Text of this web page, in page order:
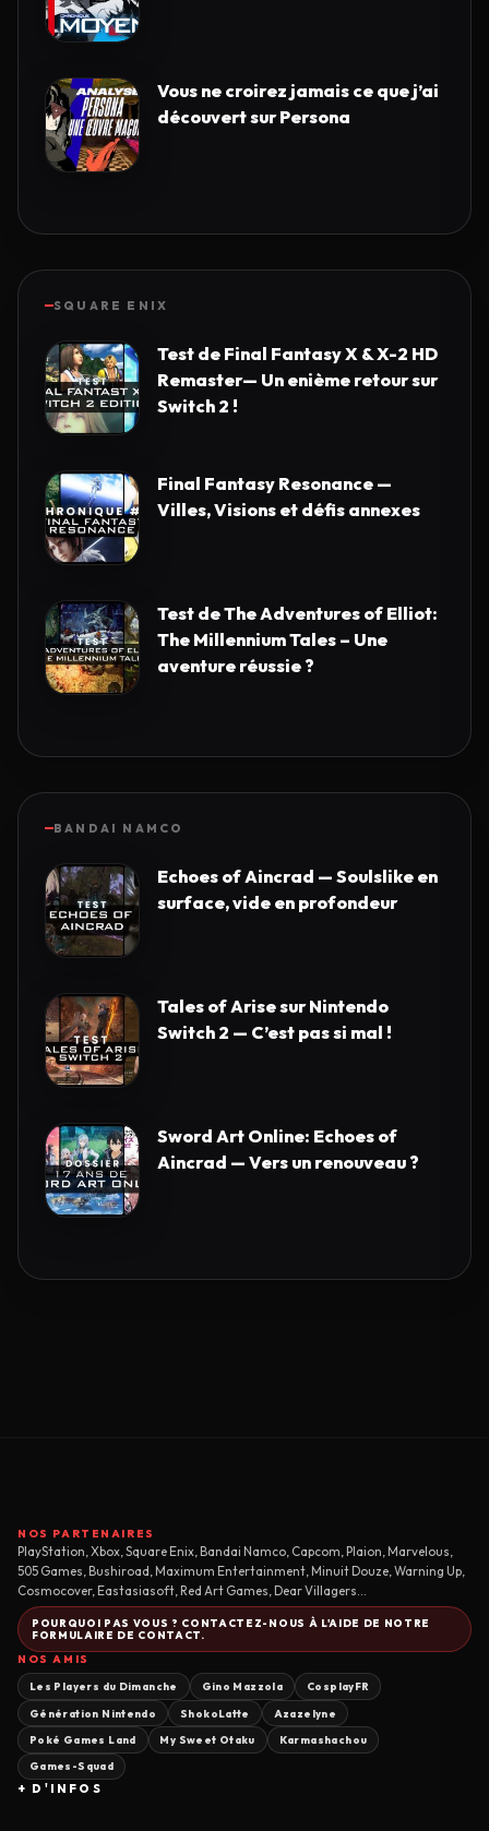
Vous ne croirez jamais ce que j’ai
découvert sur Persona
SQUARE ENIX
Test de Final Fantasy X & X-2 HD
Remaster— Un enième retour sur
Switch 2 !
Final Fantasy Resonance —
Villes, Visions et défis annexes
Test de The Adventures of Elliot:
The Millennium Tales – Une
aventure réussie ?
BANDAI NAMCO
Echoes of Aincrad — Soulslike en
surface, vide en profondeur
Tales of Arise sur Nintendo
Switch 2 — C’est pas si mal !
Sword Art Online: Echoes of
Aincrad — Vers un renouveau ?
NOS PARTENAIRES
PlayStation, Xbox, Square Enix, Bandai Namco, Capcom, Plaion, Marvelous,
505 Games, Bushiroad, Maximum Entertainment, Minuit Douze, Warning Up,
Cosmocover, Eastasiasoft, Red Art Games, Dear Villagers...
POURQUOI PAS VOUS ? CONTACTEZ-NOUS À L'AIDE DE NOTRE
FORMULAIRE DE CONTACT.
NOS AMIS
Les Players du Dimanche Gino Mazzola CosplayFR
Génération Nintendo ShokoLatte Azazelyne
Poké Games Land My Sweet Otaku Karmashachou
Games-Squad
+ D'INFOS